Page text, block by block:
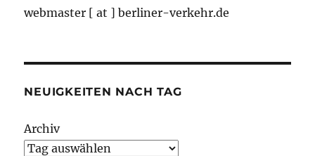
webmaster [ at ] berliner-verkehr.de
NEUIGKEITEN NACH TAG
Archiv